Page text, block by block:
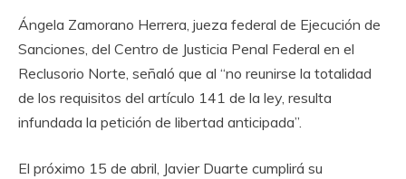
Ángela Zamorano Herrera, jueza federal de Ejecución de
Sanciones, del Centro de Justicia Penal Federal en el
Reclusorio Norte, señaló que al “no reunirse la totalidad
de los requisitos del artículo 141 de la ley, resulta
infundada la petición de libertad anticipada”.
El próximo 15 de abril, Javier Duarte cumplirá su